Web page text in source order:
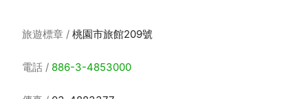
旅遊標章 桃園市旅館209號
電話 886-3-4853000